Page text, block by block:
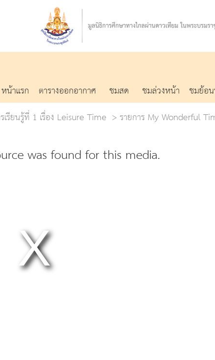
หน้าแรก ตารางออกอากาศ ชมสด ชมล่วงหน้า ชมย้อ
รียนรู้ที่ 1 เรื่อง Leisure Time
รายการ My Wonderful
was found for this media.